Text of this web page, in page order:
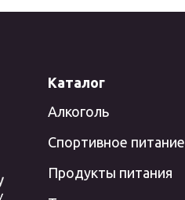
Каталог
Алкоголь
Спортивное питание
Продукты питания